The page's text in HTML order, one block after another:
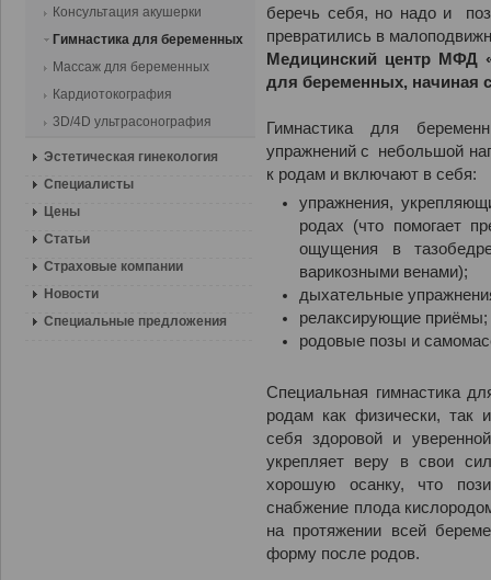
Консультация акушерки
Гимнастика для беременных
Массаж для беременных
Кардиотокография
3D/4D ультрасонография
Эстетическая гинекология
Специалисты
Цены
Статьи
Страховые компании
Новости
Специальные предложения
беречь себя, но надо и
превратились в
Медицинский центр МФД
для беременных, начиная
Гимнастика для
упражнений с небольшой
к родам и включают в себя:
упражнения,
родах (что помогает
ощущения в
варикозными венами);
дыхательные
релаксирующие приёмы;
родовые позы и
Специальная гимнастика
родам как физически, так и
себя здоровой и
укрепляет веру в свои
хорошую осанку, что
снабжение плода
на протяжении всей
форму после родов.